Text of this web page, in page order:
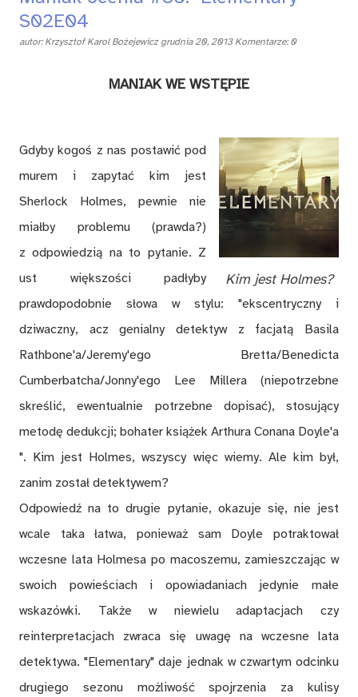
S02E04
autor:Krzysztof Karol Bożejewicz grudnia 20, 2013 Komentarze: 0
MANIAK WE WSTĘPIE
Kim jest Holmes?
Gdyby kogoś z nas postawić pod
murem i zapytać kim jest
Sherlock Holmes, pewnie nie
miałby problemu (prawda?)
z odpowiedzią na to pytanie. Z
ust większości padłyby
prawdopodobnie słowa w stylu: "ekscentryczny i
dziwaczny, acz genialny detektyw z facjatą Basila
Rathbone'a/Jeremy'ego Bretta/Benedicta
Cumberbatcha/Jonny'ego Lee Millera (niepotrzebne
skreślić, ewentualnie potrzebne dopisać), stosujący
metodę dedukcji; bohater książek Arthura Conana Doyle'a
". Kim jest Holmes, wszyscy więc wiemy. Ale kim był,
zanim został detektywem?
Odpowiedź na to drugie pytanie, okazuje się, nie jest
wcale taka łatwa, ponieważ sam Doyle potraktował
wczesne lata Holmesa po macoszemu, zamieszczając w
swoich powieściach i opowiadaniach jedynie małe
wskazówki. Także w niewielu adaptacjach czy
reinterpretacjach zwraca się uwagę na wczesne lata
detektywa. "Elementary" daje jednak w czwartym odcinku
drugiego sezonu możliwość spojrzenia za kulisy